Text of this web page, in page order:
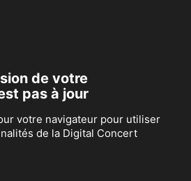
de votre
pas à jour
votre navigateur pour utiliser
de la Digital Concert